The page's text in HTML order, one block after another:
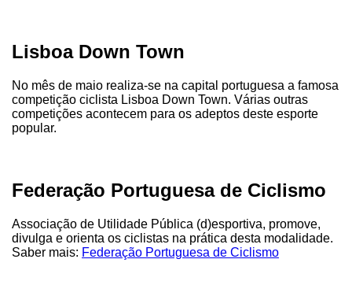
Lisboa Down Town
No mês de maio realiza-se na capital portuguesa a famosa
competição ciclista Lisboa Down Town. Várias outras
competições acontecem para os adeptos deste esporte
popular.
Federação Portuguesa de Ciclismo
Associação de Utilidade Pública (d)esportiva, promove,
divulga e orienta os ciclistas na prática desta modalidade.
Saber mais: Federação Portuguesa de Ciclismo